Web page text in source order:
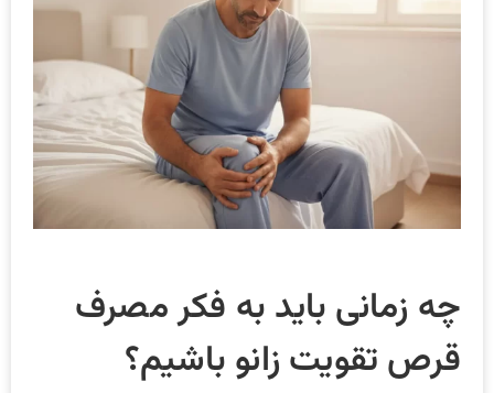
چه زمانی باید به فکر مصرف
قرص تقویت زانو باشیم؟